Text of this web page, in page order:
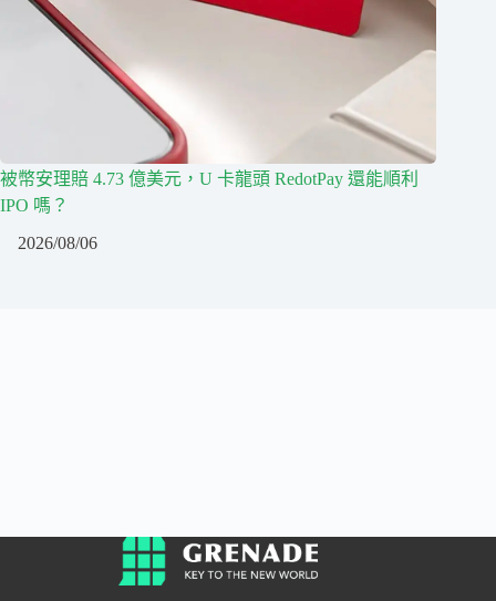
被幣安理賠 4.73 億美元，U 卡龍頭 RedotPay 還能順利
IPO 嗎？
2026/08/06